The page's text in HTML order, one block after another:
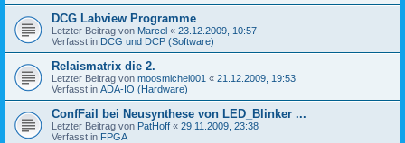
DCG Labview Programme
Letzter Beitrag von Marcel « 23.12.2009, 10:57
Verfasst in DCG und DCP (Software)
Relaismatrix die 2.
Letzter Beitrag von moosmichel001 « 21.12.2009, 19:53
Verfasst in ADA-IO (Hardware)
ConfFail bei Neusynthese von LED_Blinker ...
Letzter Beitrag von PatHoff « 29.11.2009, 23:38
Verfasst in FPGA